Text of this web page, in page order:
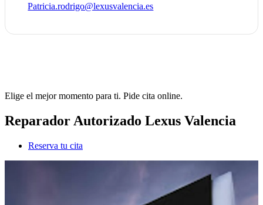
Patricia.rodrigo@lexusvalencia.es
Elige el mejor momento para ti. Pide cita online.
Reparador Autorizado Lexus Valencia
Reserva tu cita